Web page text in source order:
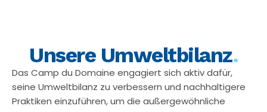
Unsere Umweltbilanz.
Das Camp du Domaine engagiert sich aktiv dafür,
seine Umweltbilanz zu verbessern und nachhaltigere
Praktiken einzuführen, um die außergewöhnliche